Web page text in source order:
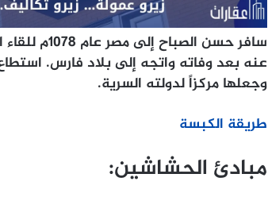
سافر حسن
وجعلها مركزاً لدولته السرية.
طريقة الكبسة
مبادئ الحشاشين: